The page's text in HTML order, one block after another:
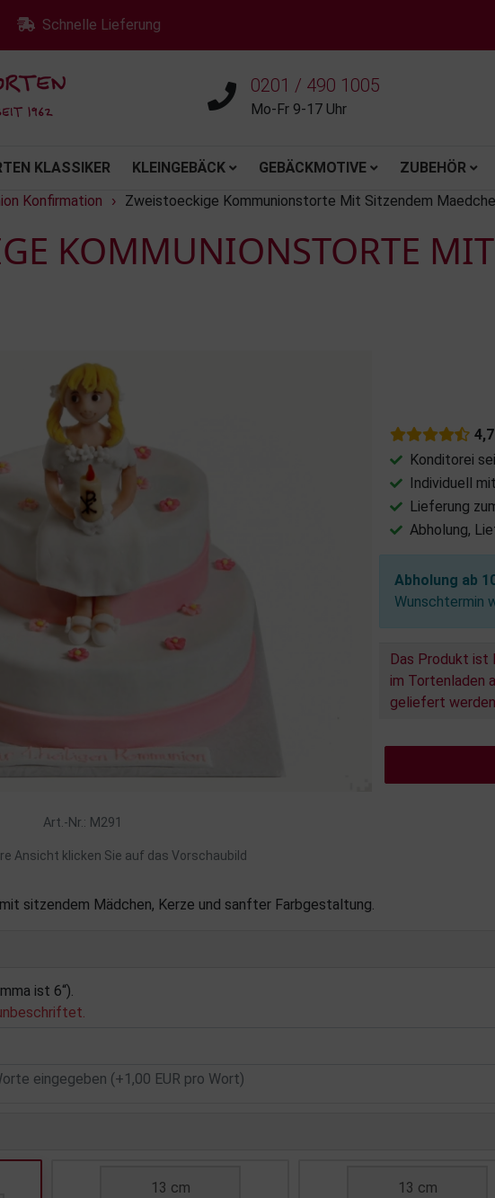
Schnelle Lieferung
0201 / 490 1005
Mo-Fr 9-17 Uhr
KLASSIKER KLEINGEBÄCK GEBÄCKMOTIVE
ZUBEHÖR
Konfirmation › Zweistoeckige Kommunionstorte Mit Sitzendem
KOMMUNIONSTORTE
Art.-Nr.: M291
Ansicht klicken Sie auf das Vorschaubild
Konditorei
Individuell
Lieferung
Abholung,
Abholung ab
Wunschtermin
Das Produkt ist
im Tortenladen
geliefert
sitzendem Mädchen, Kerze und sanfter Farbgestaltung.
ist 6“).
eingegeben (+1,00 EUR pro Wort)
13 cm 13 cm